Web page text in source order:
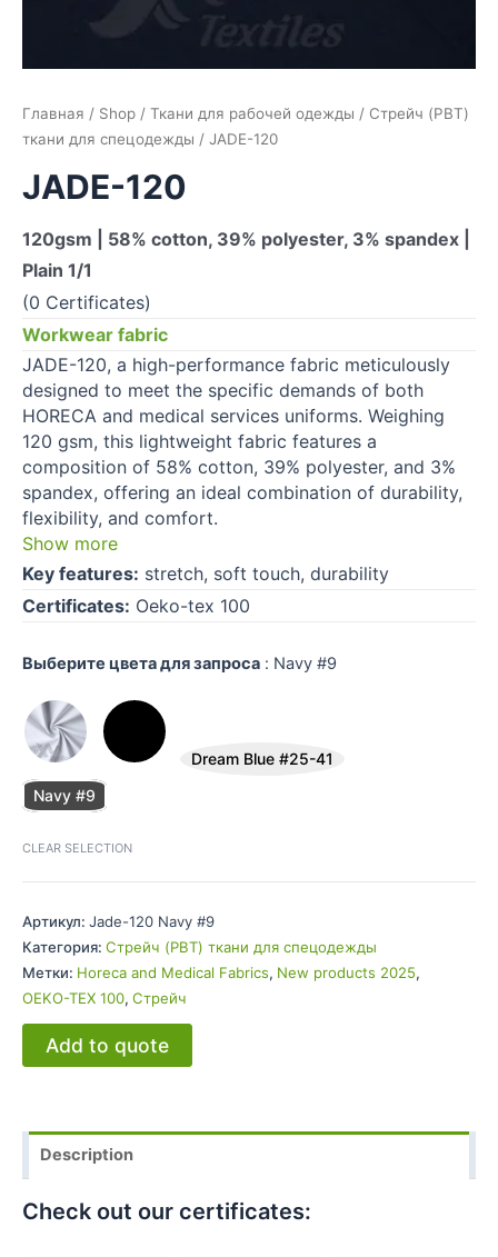
Главная / Shop / Ткани для рабочей одежды / Стрейч (PBT)
ткани для спецодежды / JADE-120
JADE-120
120gsm | 58% cotton, 39% polyester, 3% spandex |
Plain 1/1
(0 Certificates)
Workwear fabric
JADE-120, a high-performance fabric meticulously
designed to meet the specific demands of both
HORECA and medical services uniforms. Weighing
120 gsm, this lightweight fabric features a
composition of 58% cotton, 39% polyester, and 3%
spandex, offering an ideal combination of durability,
flexibility, and comfort.
Show more
Key features: stretch, soft touch, durability
Certificates: Oeko-tex 100
Выберите цвета для запроса : Navy #9
Dream Blue #25-41
Navy #9
CLEAR SELECTION
Артикул: Jade-120 Navy #9
Категория: Стрейч (PBT) ткани для спецодежды
Метки: Horeca and Medical Fabrics, New products 2025,
OEKO-TEX 100, Стрейч
Add to quote
Description
Check out our certificates: